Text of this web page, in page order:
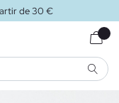
de 30 €